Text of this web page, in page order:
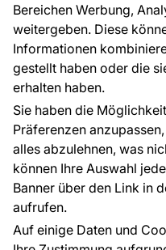
Bereichen Werbung,
weitergeben. Diese
Informationen
gestellt haben oder die
erhalten haben.
Sie haben die
Präferenzen
alles abzulehnen, was
können Ihre Auswahl
Banner über den Link in
aufrufen.
Auf einige Daten und
Kontakt
Haben Sie Fragen? Wir
und beraten Sie persönlich.
+49 781
Zahlungsarten:
Die Zahlungen werden